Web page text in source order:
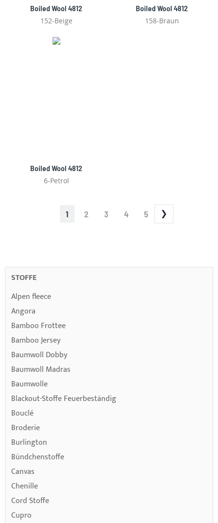
Boiled Wool 4812
152-Beige
Boiled Wool 4812
158-Braun
Boiled Wool 4812
6-Petrol
YOU'RE
PAGE
1 PAGE
2 PAGE
3 PAGE
4 PAGE
5
STOFFE
Alpen fleece
Angora
Bamboo Frottee
Bamboo Jersey
Baumwoll Dobby
Baumwoll Madras
Baumwolle
Blackout-Stoffe Feuerbeständig
Bouclé
Broderie
Burlington
Bündchenstoffe
Canvas
Chenille
Cord Stoffe
Cupro